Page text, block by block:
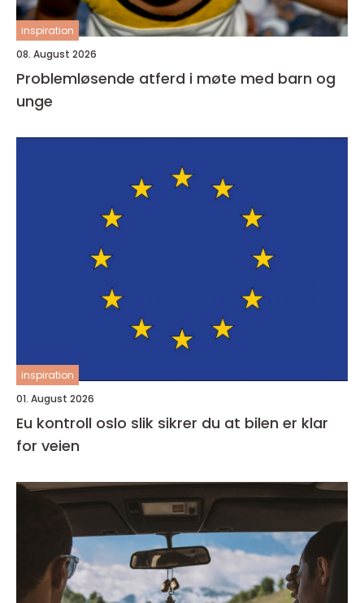
inspiration
08. August 2026
Problemløsende atferd i møte med barn og
unge
inspiration
01. August 2026
Eu kontroll oslo slik sikrer du at bilen er klar
for veien